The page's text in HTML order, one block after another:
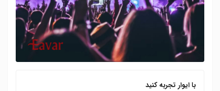
با ایوار تجربه کنید